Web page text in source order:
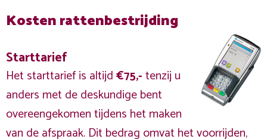
Kosten rattenbestrijding
Starttarief
Het starttarief is altijd€75,-tenzij u
anders met de deskundige bent
overeengekomen tijdens het maken
van de afspraak. Dit bedrag omvat het voorrijden,